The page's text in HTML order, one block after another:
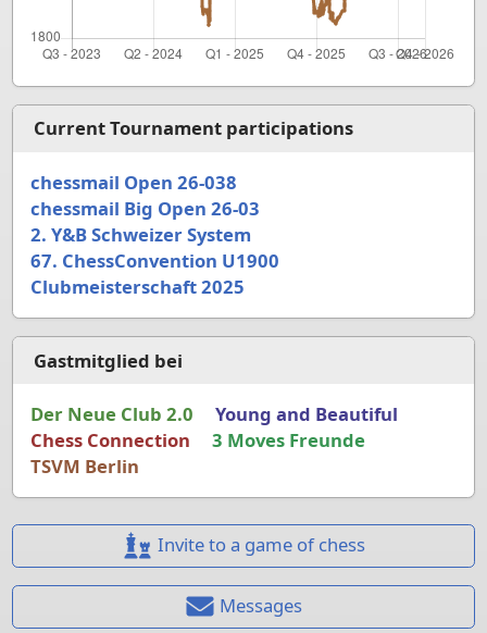
Current Tournament participations
chessmail Open 26-038
chessmail Big Open 26-03
2. Y&B Schweizer System
67. ChessConvention U1900
Clubmeisterschaft 2025
Gastmitglied bei
Der Neue Club 2.0
Young and Beautiful
Chess Connection
3 Moves Freunde
TSVM Berlin
Invite to a game of chess
Messages